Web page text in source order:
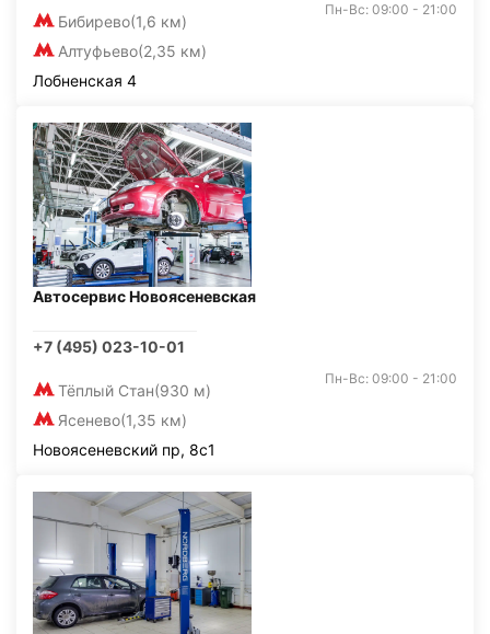
Бибирево(1,6 км)
Алтуфьево(2,35 км)
Пн-Вс: 09:00 - 21:00
Лобненская 4
Автосервис Новоясеневская
+7 (495) 023-10-01
Тёплый Стан(930 м)
Ясенево(1,35 км)
Пн-Вс: 09:00 - 21:00
Новоясеневский пр, 8с1